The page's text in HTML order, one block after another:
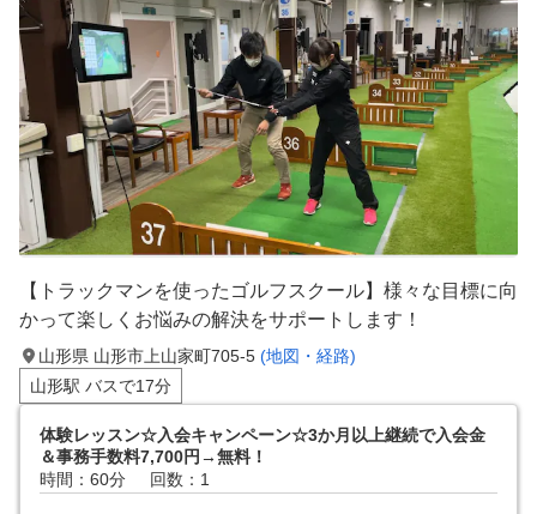
【トラックマンを使ったゴルフスクール】様々な目標に向
かって楽しくお悩みの解決をサポートします！
山形県 山形市上山家町705-5 (地図・経路)
山形駅 バスで17分
体験レッスン☆入会キャンペーン☆3か月以上継続で入会金
＆事務手数料7,700円→無料！
時間：60分
回数：1